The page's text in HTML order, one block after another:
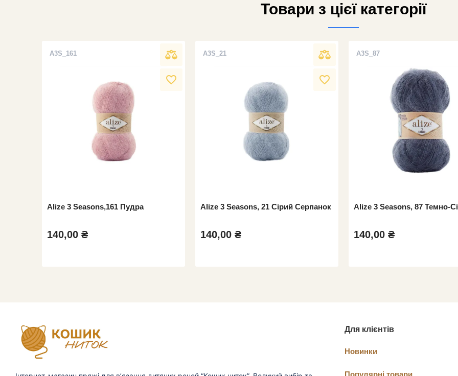
Товари з цієї категорії
A3S_161
favorite_border
Alize 3 Seasons,161 Пудра
140,00 ₴
A3S_21
favorite_border
Alize 3 Seasons, 21 Сірий Серпанок
140,00 ₴
A3S_87
Alize 3 Seasons, 87 Темно-
140,00 ₴
Для клієнтів
Новинки
Популярні товари